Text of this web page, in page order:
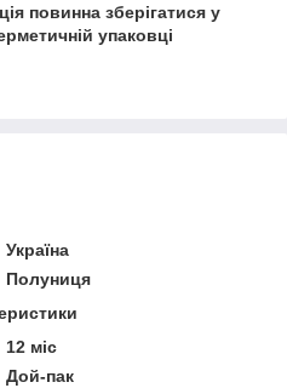
повинна зберігатися у
упаковці
Україна
Полуниця
12 міс
Дой-пак